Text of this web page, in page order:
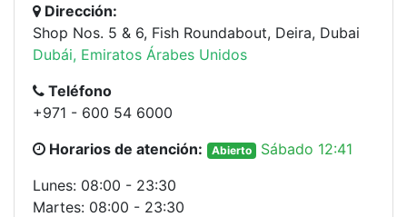
Dirección:
Shop Nos. 5 & 6, Fish Roundabout, Deira, Dubai
Dubái, Emiratos Árabes Unidos
Teléfono
+971 - 600 54 6000
Horarios de atención:
Abierto
Sábado 12:41
Lunes: 08:00 - 23:30
Martes: 08:00 - 23:30